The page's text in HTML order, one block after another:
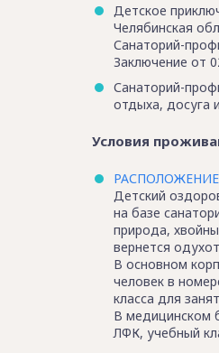
Детское
Челябинская
Санаторий-
Заключение от
Санаторий-
отдыха, досуга
Условия
Детский
на базе
природа,
вернется
В основном
человек в
класса для
В медицинском
ЛФК, учебный